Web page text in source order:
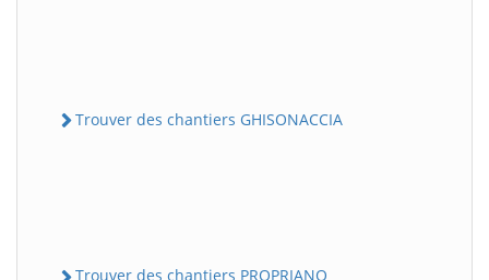
Trouver des chantiers GHISONACCIA
Trouver des chantiers PROPRIANO